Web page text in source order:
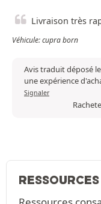
Livraison très
Véhicule: cupra born
Avis traduit déposé
une expérience
Signaler